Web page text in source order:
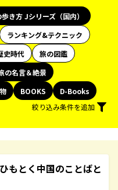
き方 Jシリーズ（国内）
ランキング&テクニック
史時代
旅の図鑑
の名言＆絶景
BOOKS
D-Books
絞り込み条件を追加
もとく中国のことばと